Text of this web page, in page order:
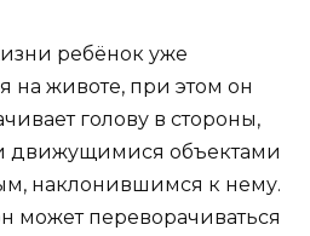
ребёнок уже
на животе, при этом он
голову в стороны,
движущимися объектами
наклонившимся к нему.
может переворачиваться